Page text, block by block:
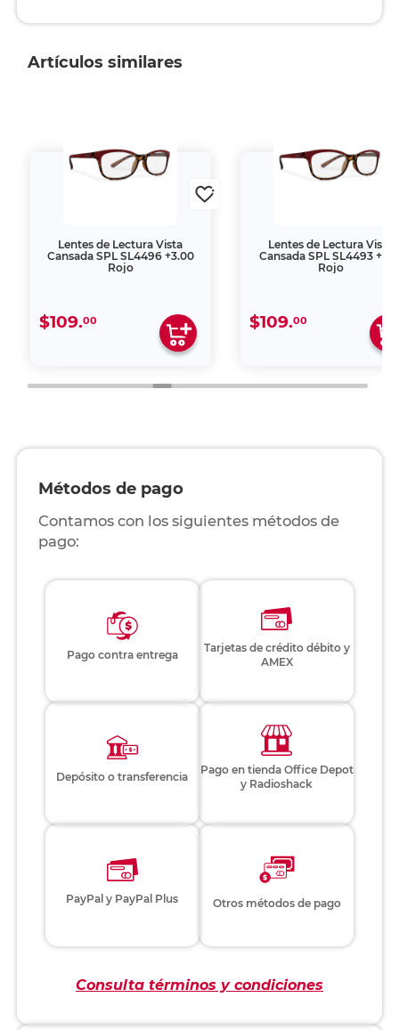
Artículos similares
Lentes de Lectura Vista
Cansada SPL SL4496 +3.00
Rojo
$109.00
Lentes de Lectura Vista
Cansada SPL SL4493
Rojo
$109.00
Métodos de pago
Contamos con los siguientes métodos de
pago:
Pago contra entrega
Tarjetas de crédito débito y
AMEX
Depósito o transferencia
Pago en tienda Office Depot
y Radioshack
PayPal y PayPal Plus Otros métodos de pago
Consulta términos y condiciones